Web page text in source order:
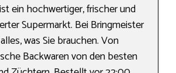
ein hochwertiger, frischer und
Supermarkt. Bei Bringmeister
was Sie brauchen. Von
Backwaren von den besten